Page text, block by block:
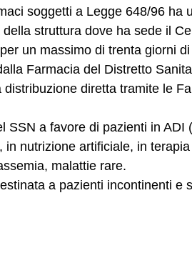
soggetti a Legge 648/96 ha
struttura dove ha sede il
un massimo di trenta giorni
Farmacia del Distretto
diretta tramite le
SSN a favore di pazienti in ADI
nutrizione artificiale, in
malattie rare.
a pazienti incontinenti e